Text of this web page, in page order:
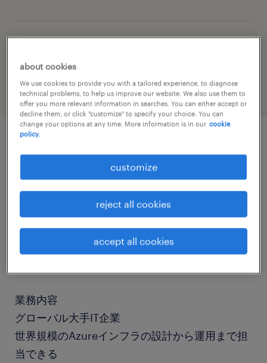
information technology
job details
社名
業務内容
グローバル大手IT企業
世界規模のAzureインフラの設計から運用まで担
当できる
about cookies
We use cookies to provide you with a tailored experience, to diagnose
technical problems, to help us improve our website. We also use them to
offer you more relevant information in searches. You can either accept or
decline them, or click "customize" to specify your choice. You can
change your options at any time. More information is in our cookie
policy.
customize
reject all cookies
accept all cookies